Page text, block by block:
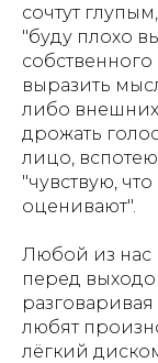
сочтут
"буду плохо
выразить
либо
дрожать
лицо,
"чувствую,
оценивают".
Любой из нас
перед
любят
лёгкий